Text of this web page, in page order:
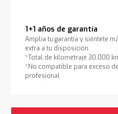
1+1 años de garantía
Amplía tu garantía y siéntete
extra a tu disposición.
*Total de kilometraje 30.000
*No compatible para exceso
profesional